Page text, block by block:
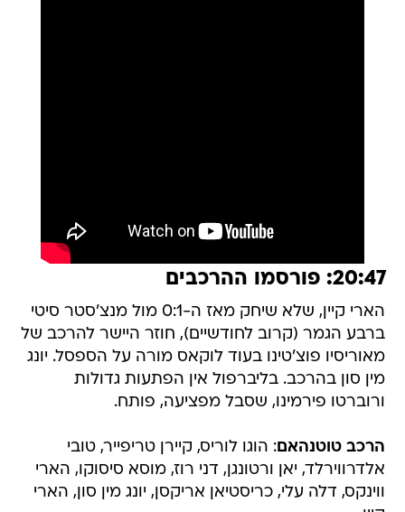
20:47: פורסמו ההרכבים
הארי קיין, שלא שיחק מאז ה-0:1 מול מנצ'סטר סיטי
ברבע הגמר (קרוב לחודשיים), חוזר היישר להרכב של
מאוריסיו פוצ'טינו בעוד לוקאס מורה על הספסל. יונג
מין סון בהרכב. בליברפול אין הפתעות גדולות
ורוברטו פירמינו, שסבל מפציעה, פותח.
הרכב טוטנהאם: הוגו לוריס, קיירן טריפייר, טובי
אלדרווירלד, יאן ורטונגן, דני רוז, מוסא סיסוקו, הארי
ווינקס, דלה עלי, כריסטיאן אריקסן, יונג מין סון, הארי